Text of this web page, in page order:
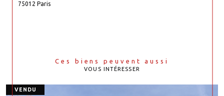
75012 Paris
Ces biens peuvent aussi
VOUS INTÉRESSER
VENDU